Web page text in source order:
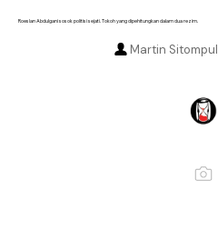
Roeslan Abdulgani sosok politisi sejati. Tokoh yang dipehitungkan dalam dua rezim.
Martin Sitompul